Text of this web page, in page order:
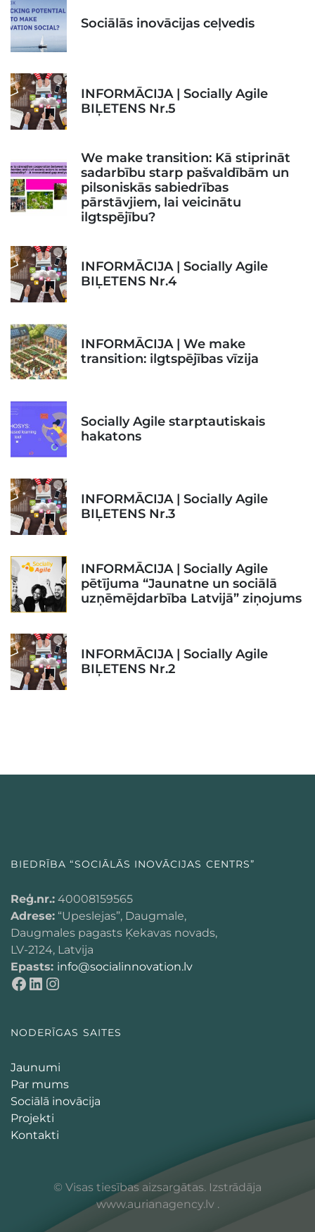
Sociālās inovācijas ceļvedis
INFORMĀCIJA | Socially Agile
BIĻETENS Nr.5
We make transition: Kā stiprināt
sadarbību starp pašvaldībām un
pilsoniskās sabiedrības
pārstāvjiem, lai veicinātu
ilgtspējību?
INFORMĀCIJA | Socially Agile
BIĻETENS Nr.4
INFORMĀCIJA | We make
transition: ilgtspējības vīzija
Socially Agile starptautiskais
hakatons
INFORMĀCIJA | Socially Agile
BIĻETENS Nr.3
INFORMĀCIJA | Socially Agile
pētījuma “Jaunatne un sociālā
uzņēmējdarbība Latvijā” ziņojums
INFORMĀCIJA | Socially Agile
BIĻETENS Nr.2
BIEDRĪBA “SOCIĀLĀS INOVĀCIJAS CENTRS”
Reģ.nr.: 40008159565
Adrese: “Upeslejas”, Daugmale,
Daugmales pagasts Ķekavas novads,
LV-2124, Latvija
Epasts: info@socialinnovation.lv
NODERĪGAS SAITES
Jaunumi
Par mums
Sociālā inovācija
Projekti
Kontakti
© Visas tiesības aizsargātas. Izstrādāja
www.aurianagency.lv .